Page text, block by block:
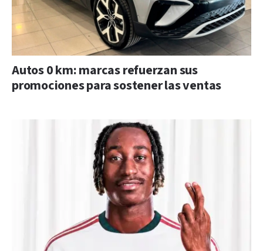
Autos 0 km: marcas refuerzan sus
promociones para sostener las ventas